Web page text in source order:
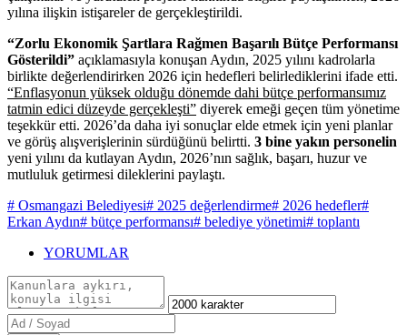
yılına ilişkin istişareler de gerçekleştirildi.
“Zorlu Ekonomik Şartlara Rağmen Başarılı Bütçe Performansı
Gösterildi” açıklamasıyla konuşan Aydın, 2025 yılını kadrolarla
birlikte değerlendirirken 2026 için hedefleri belirlediklerini ifade etti.
“Enflasyonun yüksek olduğu dönemde dahi bütçe performansımız
tatmin edici düzeyde gerçekleşti” diyerek emeği geçen tüm yönetime
teşekkür etti. 2026’da daha iyi sonuçlar elde etmek için yeni planlar
ve görüş alışverişlerinin sürdüğünü belirtti. 3 bine yakın personelin
yeni yılını da kutlayan Aydın, 2026’nın sağlık, başarı, huzur ve
mutluluk getirmesi dileklerini paylaştı.
# Osmangazi Belediyesi# 2025 değerlendirme# 2026 hedefler#
Erkan Aydın# bütçe performansı# belediye yönetimi# toplantı
YORUMLAR